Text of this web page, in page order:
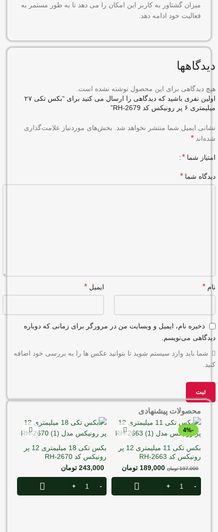
میزان گشتاور به کاربر این امکان را می دهد تا به طور مستمر به
فعالیت خود ادامه دهد.
دیدگاهها
هیچ دیدگاهی برای این محصول نوشته نشده است.
اولین نفری باشید که دیدگاهی را ارسال می کنید برای “بکس تکی ۲۷
میلیمتری ۶ پر رونیکس کد RH-2679”
نشانی ایمیل شما منتشر نخواهد شد.
بخش‌های موردنیاز علامت‌گذاری
شده‌اند *
امتیاز شما *
دیدگاه شما *
نام * ایمیل *
ذخیره نام، ایمیل و وبسایت من در مرورگر برای زمانی که دوباره
دیدگاهی می‌نویسم.
شما باید وارد سیستم شوید تا بتوانید عکس ها را به بررسی خود اضافه
کنید.
محصولات پیشنهادی
-4%
بکس تکی 11 میلیمتری 12 پر
رونیکس کد RH-2663
197,000 تومان 189,000 تومان
بکس تکی 18 میلیمتری 12 پر
رونیکس کد RH-2670
243,000 تومان